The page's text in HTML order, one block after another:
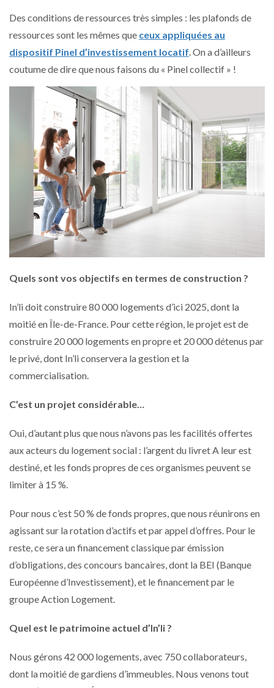
Des conditions de ressources très simples : les plafonds de
ressources sont les mêmes que ceux appliquées au
dispositif Pinel d’investissement locatif. On a d’ailleurs
coutume de dire que nous faisons du « Pinel collectif » !
Quels sont vos objectifs en termes de construction ?
In’li doit construire 80 000 logements d’ici 2025, dont la
moitié en Île-de-France. Pour cette région, le projet est de
construire 20 000 logements en propre et 20 000 détenus par
le privé, dont In’li conservera la gestion et la
commercialisation.
C’est un projet considérable…
Oui, d’autant plus que nous n’avons pas les facilités offertes
aux acteurs du logement social : l’argent du livret A leur est
destiné, et les fonds propres de ces organismes peuvent se
limiter à 15 %.
Pour nous c’est 50 % de fonds propres, que nous réunirons en
agissant sur la rotation d’actifs et par appel d’offres. Pour le
reste, ce sera un financement classique par émission
d’obligations, des concours bancaires, dont la BEI (Banque
Européenne d’Investissement), et le financement par le
groupe Action Logement.
Quel est le patrimoine actuel d’In’li ?
Nous gérons 42 000 logements, avec 750 collaborateurs,
dont la moitié de gardiens d’immeubles. Nous venons tout